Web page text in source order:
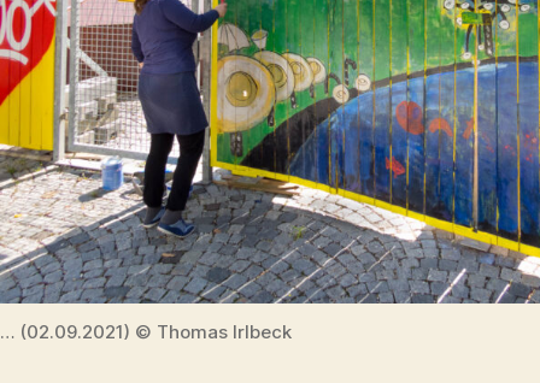
… (02.09.2021) © Thomas Irlbeck